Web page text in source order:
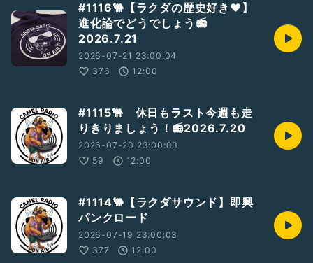
#1116🐫【ラクダの歴史好き❤】
進化論でどうでしょう📻
2026.7.21
2026-07-21 23:00:04
376
12:00
#1115🐫 休日もラスト今週も走
りきりましょう！📻2026.7.20
2026-07-20 23:00:03
59
12:00
#1114🐫【ラクダサウンド】即興
パンクロード
2026-07-19 23:00:03
377
12:00